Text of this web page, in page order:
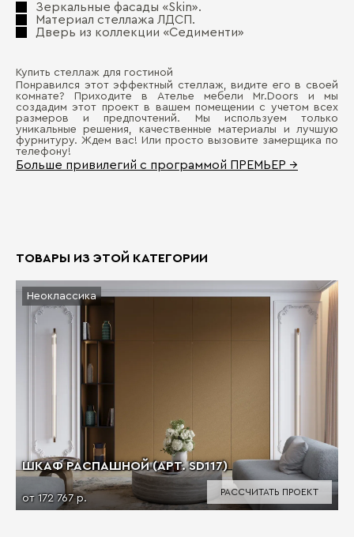
Зеркальные фасады «Skin».
Материал стеллажа ЛДСП.
Дверь из коллекции «Седименти»
Купить стеллаж для гостиной
Понравился этот эффектный стеллаж, видите его в своей
комнате? Приходите в Ателье мебели Mr.Doors и мы
создадим этот проект в вашем помещении с учетом всех
размеров и предпочтений. Мы используем только
уникальные решения, качественные материалы и лучшую
фурнитуру. Ждем вас! Или просто вызовите замерщика по
телефону!
Больше привилегий с программой ПРЕМЬЕР →
ТОВАРЫ ИЗ ЭТОЙ КАТЕГОРИИ
ШКАФ РАСПАШНОЙ (АРТ. SD117)
от 172 767 р.
Неоклассика
РАССЧИТАТЬ ПРОЕКТ